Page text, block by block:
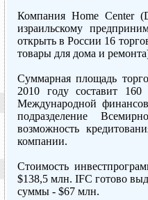
Компания Home Center
израильскому
открыть в России 16
товары для дома и
Суммарная площадь
2010 году составит
Международной
подразделение
возможность
компании.
Стоимость
$138,5 млн. IFC готово
суммы - $67 млн.